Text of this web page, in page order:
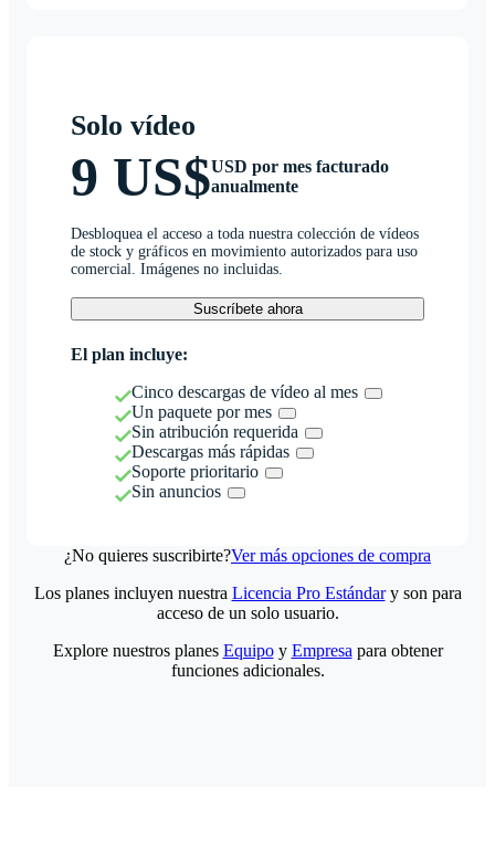
Solo vídeo
9 US$USD por mes facturado
anualmente
Desbloquea el acceso a toda nuestra colección de vídeos
de stock y gráficos en movimiento autorizados para uso
comercial. Imágenes no incluidas.
Suscríbete ahora
El plan incluye:
Cinco descargas de vídeo al mes
Un paquete por mes
Sin atribución requerida
Descargas más rápidas
Soporte prioritario
Sin anuncios
¿No quieres suscribirte?Ver más opciones de compra
Los planes incluyen nuestra Licencia Pro Estándary son para
acceso de un solo usuario.
Explore nuestros planes Equipoy Empresa para obtener
funciones adicionales.